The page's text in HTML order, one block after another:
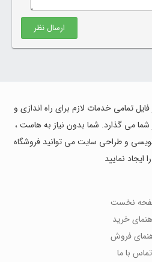
ارسال نظر
تمامی خدمات لازم برای راه اندازی و
می گذارد. شما بدون نیاز به هاست ،
نویسی و طراحی سایت می توانید فروشگاه
ایجاد نمایید
نخست
خرید
فروش
تماس با ما